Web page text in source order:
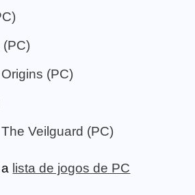
(PC)
Veilguard (PC)
lista de jogos de PC